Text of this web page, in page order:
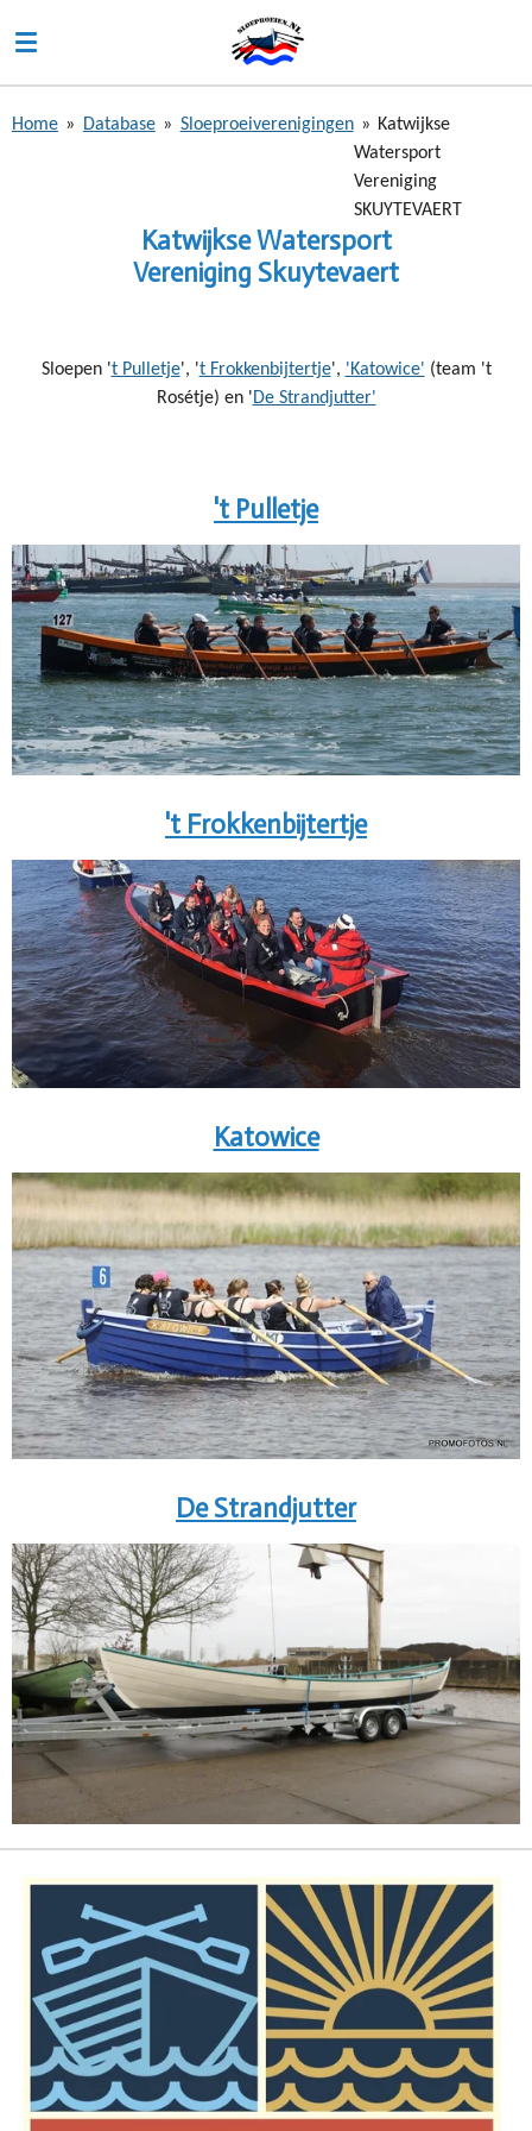
direct
naar
hoofdinhoud
Home » Database » Sloeproeiverenigingen » Katwijkse
Watersport
Vereniging
SKUYTEVAERT
Katwijkse Watersport
Vereniging Skuytevaert
Sloepen 't Pulletje', 't Frokkenbijtertje', 'Katowice' (team 't
Rosétje) en 'De Strandjutter'
't Pulletje
't Frokkenbijtertje
Katowice
De Strandjutter